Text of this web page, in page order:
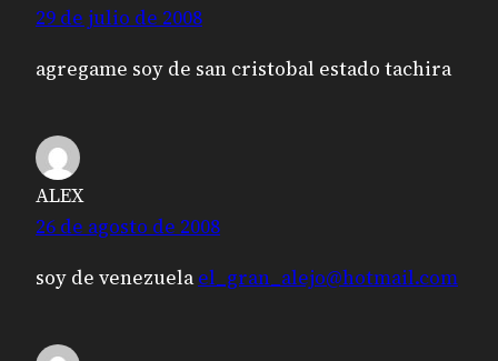
29 de julio de 2008
agregame soy de san cristobal estado tachira
ALEX
26 de agosto de 2008
soy de venezuelael_gran_alejo@hotmail.com